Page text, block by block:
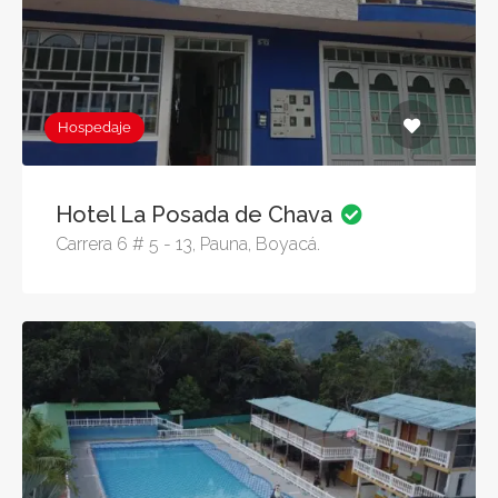
Hospedaje
Hotel La Posada de Chava
Carrera 6 # 5 - 13, Pauna, Boyacá.